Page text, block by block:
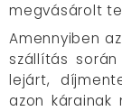
megvásárolt
Amennyiben
szállítás
lejárt,
azon